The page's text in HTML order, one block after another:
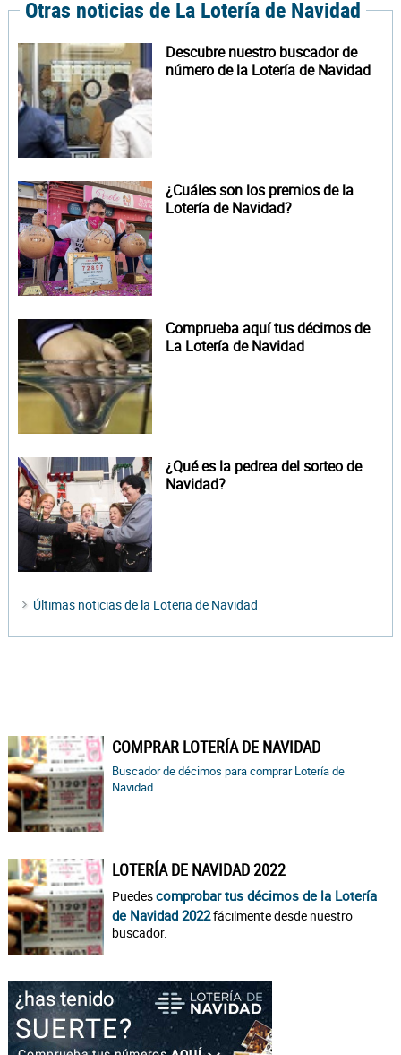
Otras noticias de La Lotería de Navidad
Descubre nuestro buscador de
número de la Lotería de Navidad
¿Cuáles son los premios de la
Lotería de Navidad?
Comprueba aquí tus décimos de
La Lotería de Navidad
¿Qué es la pedrea del sorteo de
Navidad?
Últimas noticias de la Loteria de Navidad
COMPRAR LOTERÍA DE NAVIDAD
Buscador de décimos para comprar Lotería de
Navidad
LOTERÍA DE NAVIDAD 2022
Puedescomprobar tus décimos de la Lotería
de Navidad 2022fácilmente desde nuestro
buscador.